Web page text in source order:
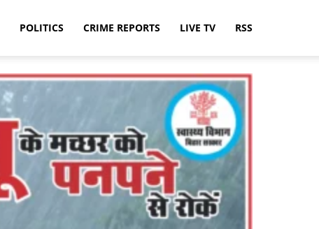
POLITICS CRIME REPORTS LIVE TV RSS